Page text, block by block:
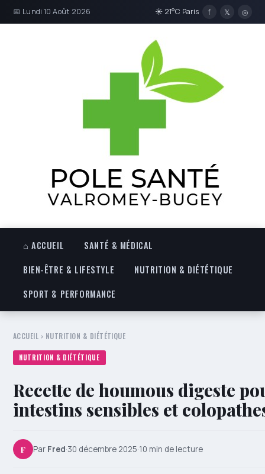
📅 Lundi 10 Août 2026 ☀ 21°C Paris f 𝕏 ◎
⌂ ACCUEIL
SANTÉ & MÉDICAL
BIEN-ÊTRE & LIFESTYLE
NUTRITION & DIÉTÉTIQUE
SPORT & PERFORMANCE
ACCUEIL › NUTRITION & DIÉTÉTIQUE
NUTRITION & DIÉTÉTIQUE
Recette de houmous digeste
intestins sensibles et
F Par Fred·30 décembre 2025·10 min de lecture